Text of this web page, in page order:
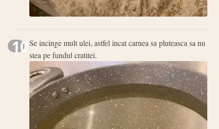
10Se incinge mult ulei, astfel incat carnea sa pluteasca sa nu
stea pe fundul cratitei.